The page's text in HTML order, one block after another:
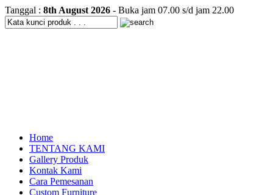
Tanggal : 8th August 2026 - Buka jam 07.00 s/d jam 22.00
Home
TENTANG KAMI
Gallery Produk
Kontak Kami
Cara Pemesanan
Custom Furniture